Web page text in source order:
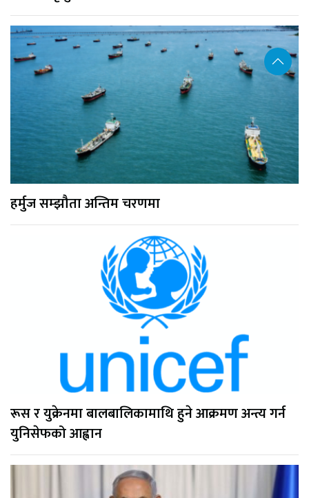
हर्मुज सम्झौता अन्तिम चरणमा
रूस र युक्रेनमा बालबालिकामाथि हुने आक्रमण अन्त्य गर्न
युनिसेफको आह्वान